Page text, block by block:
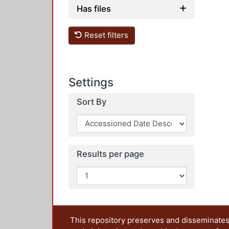
Has files
Reset filters
Settings
Sort By
Results per page
This repository preserves and